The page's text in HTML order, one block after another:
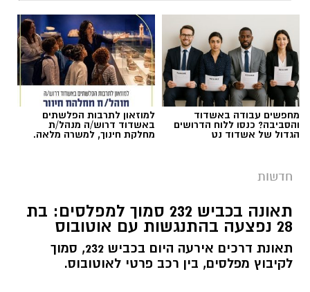
מחפשים עבודה באשדוד
והסביבה? כנסו ללוח הדרושים
הגדול של אשדוד נט
למוזאון לתרבות הפלשתים
באשדוד דרוש/ה מנהל/ת
מחלקת חינוך, למשרה מלאה.
חדשות
תאונה בכביש 232 סמוך למפלסים: בת
28 נפצעה בהתנגשות עם אוטובוס
תאונת דרכים אירעה היום בכביש 232, סמוך
לקיבוץ מפלסים, בין רכב פרטי לאוטובוס.